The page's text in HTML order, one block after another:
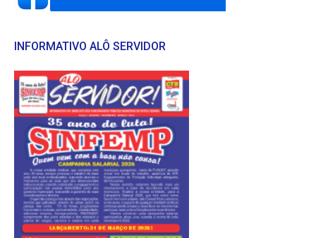
INFORMATIVO ALÔ SERVIDOR